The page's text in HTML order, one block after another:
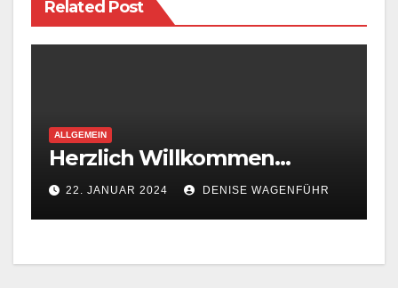
Related Post
ALLGEMEIN
Herzlich Willkommen…
22. JANUAR 2024 DENISE WAGENFÜHR